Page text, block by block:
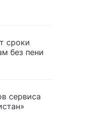
сроки
без пени
сервиса